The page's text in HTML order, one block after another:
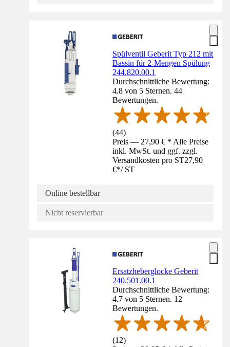
Spülventil Geberit Typ 212 mit
Bassin für 2-Mengen Spülung
244.820.00.1
Durchschnittliche Bewertung:
4.8 von 5 Sternen. 44
Bewertungen.
(44)
Preis — 27,90 € * Alle Preise
inkl. MwSt. und ggf. zzgl.
Versandkosten pro ST27,90
€*/ ST
Online bestellbar
Nicht reservierbar
Ersatzheberglocke Geberit
240.501.00.1
Durchschnittliche Bewertung:
4.7 von 5 Sternen. 12
Bewertungen.
(12)